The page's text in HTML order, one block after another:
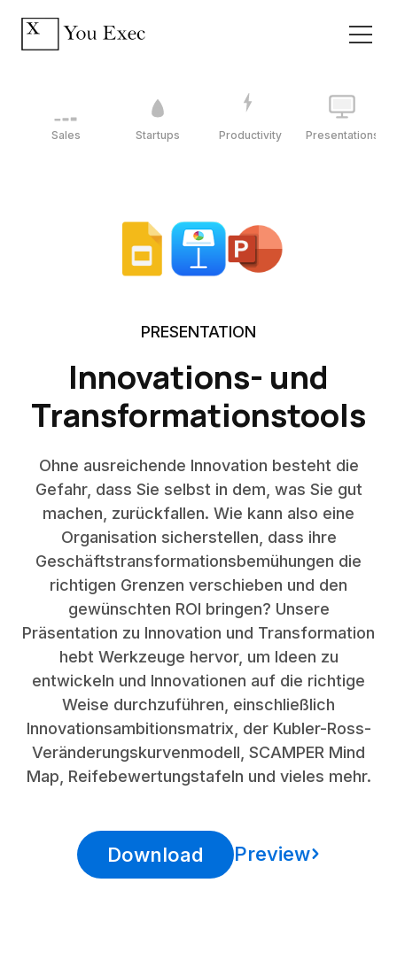
Sales Startups Productivity Presentations
PRESENTATION
Innovations- und
Transformationstools
Ohne ausreichende Innovation besteht die
Gefahr, dass Sie selbst in dem, was Sie gut
machen, zurückfallen. Wie kann also eine
Organisation sicherstellen, dass ihre
Geschäftstransformationsbemühungen die
richtigen Grenzen verschieben und den
gewünschten ROI bringen? Unsere
Präsentation zu Innovation und Transformation
hebt Werkzeuge hervor, um Ideen zu
entwickeln und Innovationen auf die richtige
Weise durchzuführen, einschließlich
Innovationsambitionsmatrix, der Kubler-Ross-
Veränderungskurvenmodell, SCAMPER Mind
Map, Reifebewertungstafeln und vieles mehr.
Download Preview